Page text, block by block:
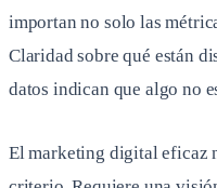
importan no solo las
Claridad sobre qué están
datos indican que algo no
El marketing digital eficaz